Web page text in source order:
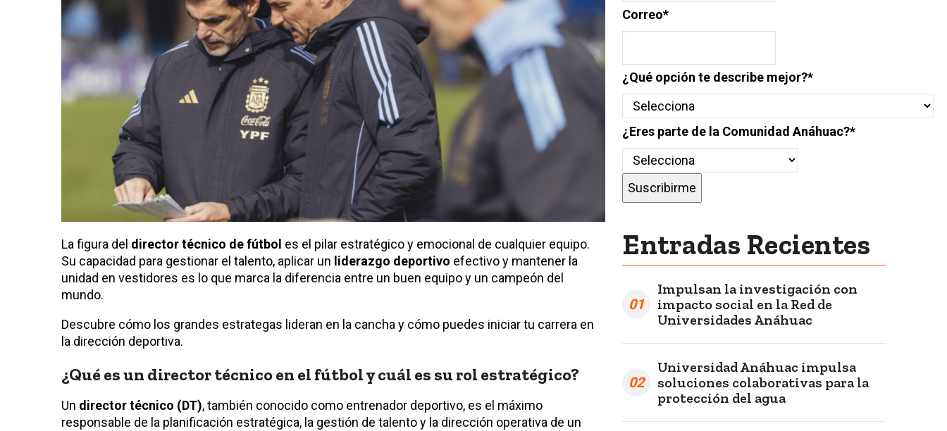
La figura del director técnico de fútbol es el pilar estratégico y emocional de cualquier equipo.
Su capacidad para gestionar el talento, aplicar un liderazgo deportivo efectivo y mantener la
unidad en vestidores es lo que marca la diferencia entre un buen equipo y un campeón del
mundo.
Descubre cómo los grandes estrategas lideran en la cancha y cómo puedes iniciar tu carrera en
la dirección deportiva.
¿Qué es un director técnico en el fútbol y cuál es su rol estratégico?
Un director técnico (DT), también conocido como entrenador deportivo, es el máximo
responsable de la planificación estratégica, la gestión de talento y la dirección operativa de un
Correo*
¿Qué opción te describe mejor?*
¿Eres parte de la Comunidad Anáhuac?*
Entradas Recientes
01
Impulsan la investigación con
impacto social en la Red de
Universidades Anáhuac
02
Universidad Anáhuac impulsa
soluciones colaborativas para la
protección del agua